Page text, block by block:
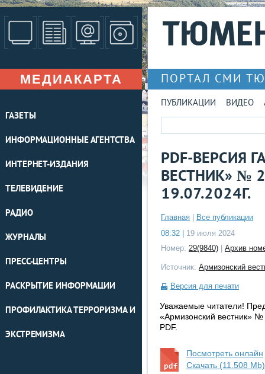
МЕДИАКАРТА
ГАЗЕТЫ
ИНФОРМАЦИОННЫЕ АГЕНТСТВА
ИНТЕРНЕТ-ИЗДАНИЯ
ТЕЛЕВИДЕНИЕ
РАДИО
ЖУРНАЛЫ
ПРЕСС-ЦЕНТРЫ
РАСКРЫТИЕ ИНФОРМАЦИИ
ПРОФИЛАКТИКА ТЕРРОРИЗМА И
ЭКСТРЕМИЗМА
ПОРТАЛ СМИ
ПУБЛИКАЦИИ ВИДЕО
PDF-ВЕРСИЯ
ВЕСТНИК» №
19.07.2024Г.
Главная
Все публикации
08:32 |
19 июля 2024
Номер: 29(9840) Архив
Источник: Армизонский
Версия для печати
Уважаемые читатели!
«Армизонский вестник»
PDF.
Посмотреть онлайн
Скачать (11.508 Mb)